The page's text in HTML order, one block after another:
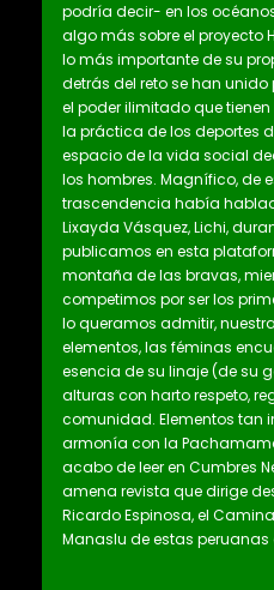
podría decir- en los
algo más sobre el proyecto
lo más importante de su
detrás del reto se han
el poder ilimitado que
la práctica de los deportes
espacio de la vida social
los hombres. Magnífico, de
trascendencia había
Lixayda Vásquez, Lichi,
publicamos en esta
montaña de las bravas,
competimos por ser los
lo queramos admitir,
elementos, las féminas
esencia de su linaje (de su
alturas con harto respeto,
comunidad. Elementos tan
armonía con la
acabo de leer en Cumbres
amena revista que dirige
Ricardo Espinosa, el
Manaslu de estas peruanas